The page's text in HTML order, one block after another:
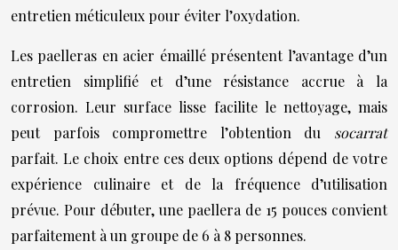
entretien méticuleux pour éviter l’oxydation.
Les paelleras en acier émaillé présentent l’avantage d’un
entretien simplifié et d’une résistance accrue à la
corrosion. Leur surface lisse facilite le nettoyage, mais
peut parfois compromettre l’obtention du socarrat
parfait. Le choix entre ces deux options dépend de votre
expérience culinaire et de la fréquence d’utilisation
prévue. Pour débuter, une paellera de 15 pouces convient
parfaitement à un groupe de 6 à 8 personnes.